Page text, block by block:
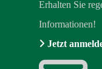
Erhalten Sie
Informationen!
Jetzt